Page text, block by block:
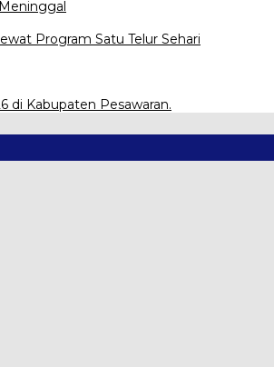
Program Satu Telur Sehari
di Kabupaten Pesawaran.